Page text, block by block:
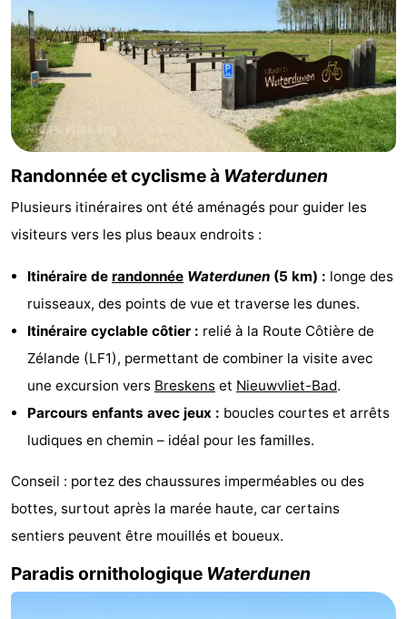
intérieures
de
mini-
golf
de
bien-
être
Villages
&
villes
Nature
Sports
-
Piscines
-
Équitation
golf
Surfen
Peche
Sportive
Equitation
Observation
des
Glossopètre
et
manger
Événements
Pratiques
Forum
Randonnée et cyclisme à Waterdunen
Plusieurs itinéraires ont été aménagés pour guider les
visiteurs vers les plus beaux endroits :
Itinéraire de randonnée Waterdunen (5 km) : longe des
ruisseaux, des points de vue et traverse les dunes.
Itinéraire cyclable côtier : relié à la Route Côtière de
Zélande (LF1), permettant de combiner la visite avec
une excursion vers Breskens et Nieuwvliet-Bad.
Parcours enfants avec jeux : boucles courtes et arrêts
ludiques en chemin – idéal pour les familles.
Conseil : portez des chaussures imperméables ou des
bottes, surtout après la marée haute, car certains
sentiers peuvent être mouillés et boueux.
Paradis ornithologique Waterdunen